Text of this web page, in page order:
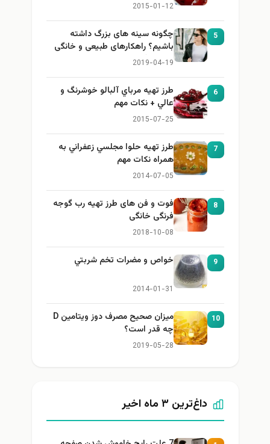
2015-01-12
5
چگونه سینه های بزرگ داشته
باشیم؟ راهکارهای طبیعی و خانگی
برای بزرگ کردن سینه
2019-04-19
6
طرز تهيه مرباي آلبالو خوشرنگ و
عالي + نكات مهم
2015-07-25
7
طرز تهيه حلوا مجلسي زعفراني به
همراه نكات مهم
2014-07-05
8
فوت و فن های طرز تهیه رب گوجه
فرنگی خانگی
2018-10-08
9 خواص و مضرات تخم شربتي
2014-01-31
10
میزان صحیح مصرف دوز ویتامین D
چه قدر است؟
2019-05-28
داغ‌ترین ۳ ماه اخیر